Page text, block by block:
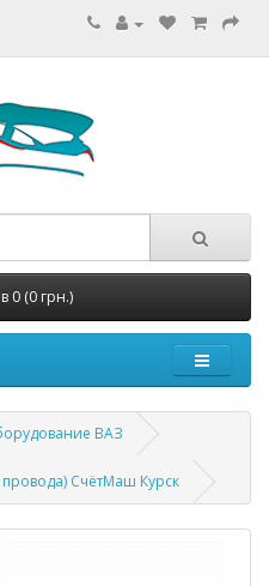
0 (0 грн.)
ВАЗ
СчётМаш Курск